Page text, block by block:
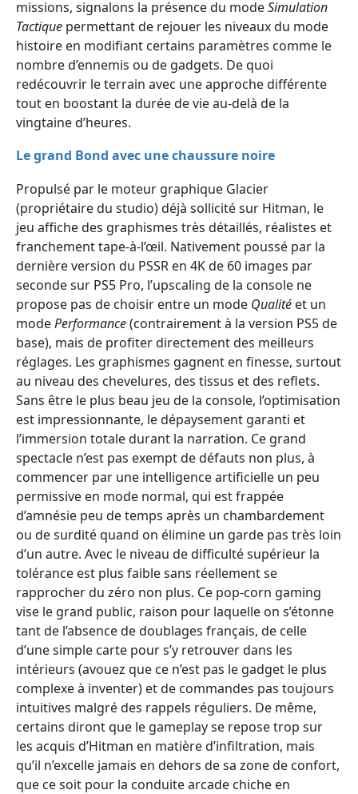
missions, signalons la présence du modeSimulation
Tactique permettant de rejouer les niveaux du mode
histoire en modifiant certains paramètres comme le
nombre d’ennemis ou de gadgets. De quoi
redécouvrir le terrain avec une approche différente
tout en boostant la durée de vie au-delà de la
vingtaine d’heures.
Le grand Bond avec une chaussure noire
Propulsé par le moteur graphique Glacier
(propriétaire du studio) déjà sollicité sur Hitman, le
jeu affiche des graphismes très détaillés, réalistes et
franchement tape-à-l’œil. Nativement poussé par la
dernière version du PSSR en 4K de 60 images par
seconde sur PS5 Pro, l’upscaling de la console ne
propose pas de choisir entre un mode Qualité et un
modePerformance(contrairement à la version PS5 de
base), mais de profiter directement des meilleurs
réglages. Les graphismes gagnent en finesse, surtout
au niveau des chevelures, des tissus et des reflets.
Sans être le plus beau jeu de la console, l’optimisation
est impressionnante, le dépaysement garanti et
l’immersion totale durant la narration. Ce grand
spectacle n’est pas exempt de défauts non plus, à
commencer par une intelligence artificielle un peu
permissive en mode normal, qui est frappée
d’amnésie peu de temps après un chambardement
ou de surdité quand on élimine un garde pas très loin
d’un autre. Avec le niveau de difficulté supérieur la
tolérance est plus faible sans réellement se
rapprocher du zéro non plus. Ce pop-corn gaming
vise le grand public, raison pour laquelle on s’étonne
tant de l’absence de doublages français, de celle
d’une simple carte pour s’y retrouver dans les
intérieurs (avouez que ce n’est pas le gadget le plus
complexe à inventer) et de commandes pas toujours
intuitives malgré des rappels réguliers. De même,
certains diront que le gameplay se repose trop sur
les acquis d’Hitman en matière d’infiltration, mais
qu’il n’excelle jamais en dehors de sa zone de confort,
que ce soit pour la conduite arcade chiche en